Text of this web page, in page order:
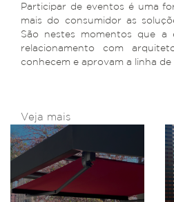
Participar de eventos é uma
mais do consumidor as
São nestes momentos que a
relacionamento com
conhecem e aprovam a linha de
Veja mais